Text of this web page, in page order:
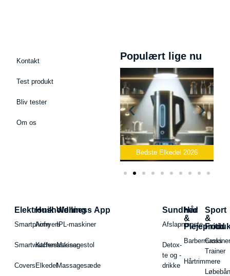
Kontakt
Test produkt
Bliv tester
Om os
Populært lige nu
Bedste Elkedel 2026
Elektronik
Smartphone
Smartwatches
Covers
Husholdning
Airfryers
Kaffemaskiner
Elkedel
Wellness App
IPL-maskiner
Massagestol
Massagesæde
Sundhed
Afslapningste
Detox-
te og -
drikke
Hår
&
Hårtrimmere
Sport
&
Fritid
Cross
Trainer